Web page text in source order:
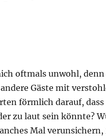
oftmals unwohl,
Gäste mit
förmlich darauf,
zu laut sein könnte?
Mal